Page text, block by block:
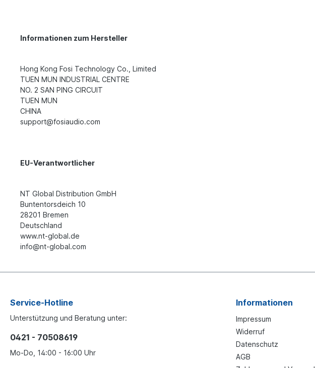
Informationen zum Hersteller
Hong Kong Fosi Technology Co., Limited
TUEN MUN INDUSTRIAL CENTRE
NO. 2 SAN PING CIRCUIT
TUEN MUN
CHINA
support@fosiaudio.com
EU-Verantwortlicher
NT Global Distribution GmbH
Buntentorsdeich 10
28201 Bremen
Deutschland
www.nt-global.de
info@nt-global.com
Service-Hotline
Unterstützung und Beratung unter:
0421 - 70508619
Mo-Do, 14:00 - 16:00 Uhr
Informationen
Impressum
Widerruf
Datenschutz
AGB